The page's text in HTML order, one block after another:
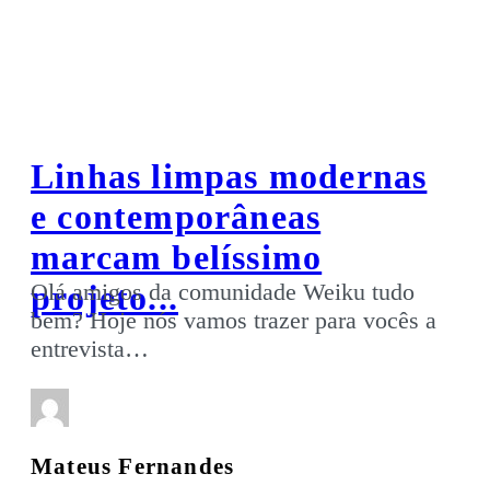
Linhas limpas modernas
e contemporâneas
marcam belíssimo
projeto...
Olá amigos da comunidade Weiku tudo
bem? Hoje nós vamos trazer para vocês a
entrevista…
Mateus Fernandes